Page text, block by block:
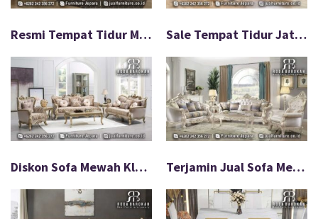
Resmi Tempat Tidur Mewah Klasik Harga Hemat FS-926 Sale Tempat Tidur Jati Mewah Modern Bahan Impor FS-925
Diskon Sofa Mewah Klasik Tamu Anti Lembab FS-924 Terjamin Jual Sofa Mewah Terbaru Paling Populer FS-923